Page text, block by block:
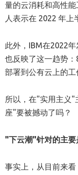
量的云消耗和高性
人表示在 2022 年上
此外，IBM在2022
也反映了这一趋势
部署到公有云上的工
所以，在"实用主义
座"要被撼动了吗？
"下云潮"针对的主要
事实上，从目前来